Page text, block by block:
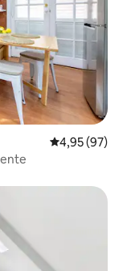
4,95 de uma
4,95 (97)